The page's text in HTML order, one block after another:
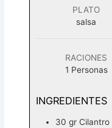
PLATO
salsa
RACIONES
1 Personas
INGREDIENTES
30 gr Cilantro